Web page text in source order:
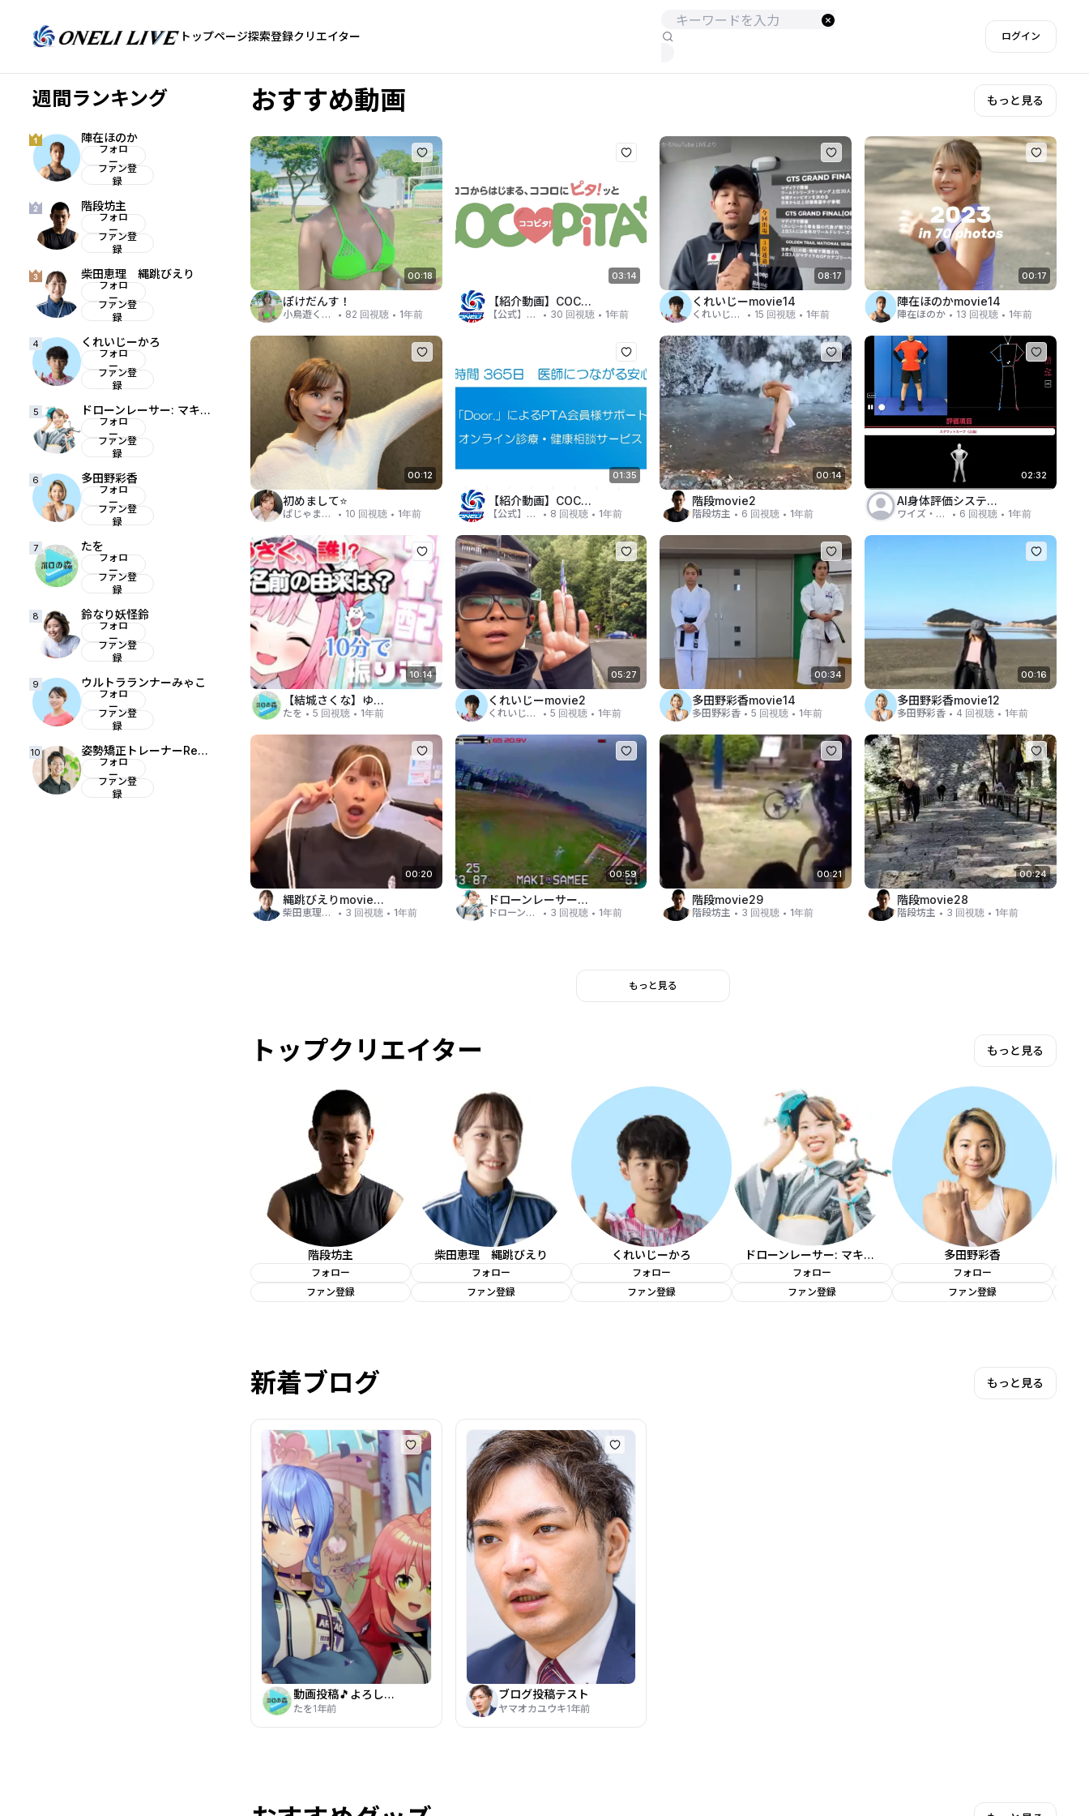
トップページ探索登録クリエイター ログイン
週間ランキング
陣在ほのか
フォロ
ー
ファン登
録
階段坊主
フォロ
ー
ファン登
録
柴田恵理 縄跳びえり
フォロ
ー
ファン登
録
4 くれいじーかろ
フォロ
ー
ファン登
録
5 ドローンレーサー: マキチャン
フォロ
ー
ファン登
録
6 多田野彩香
フォロ
ー
ファン登
録
7 たを
フォロ
ー
ファン登
録
8 鈴なり妖怪鈴
フォロ
ー
ファン登
録
9 ウルトラランナーみゃこ
フォロ
ー
ファン登
録
10 姿勢矯正トレーナーRegulus🇯🇵
フォロ
ー
ファン登
録
おすすめ動画 もっと見る
00:18
ぽけだんす！
小鳥遊くれあ ・ 82 回視聴・ 1年前
03:14
【紹介動画】COCOPiTA【PTA会員向けプラン】
【公式】ワンリーライブ事務局 ・ 30 回視聴・ 1年前
08:17
くれいじーmovie14
くれいじーかろ ・ 15 回視聴 ・ 1年前
00:17
陣在ほのかmovie14
陣在ほのか ・ 13 回視聴 ・ 1年前
00:12
初めまして⭐️
ぱじゃま女子☆REINA ・ 10 回視聴・ 1年前
01:35
【紹介動画】COCOPiTA 新サービス：3月リリース予定【オンライン診療】
【公式】ワンリーライブ事務局 ・ 8 回視聴・ 1年前
00:14
階段movie2
階段坊主 ・ 6 回視聴 ・ 1年前
02:32
AI身体評価システム【Sportip PRO Y Plus】
ワイズ・スポーツ＆エンターテイメント（岩瀬） ・ 6 回視聴 ・ 1年前
10:14
【結城さくな】ゆうさくとは？さくたんの初配信を振り返る！【忙しい人向け】/結城さくな配信切り抜き
たを ・ 5 回視聴・ 1年前
05:27
くれいじーmovie2
くれいじーかろ ・ 5 回視聴・ 1年前
00:34
多田野彩香movie14
多田野彩香 ・5 回視聴 ・ 1年前
00:16
多田野彩香movie12
多田野彩香 ・ 4 回視聴 ・ 1年前
00:20
縄跳びえりmovie20
柴田恵理 縄跳びえり ・ 3 回視聴・ 1年前
00:59
ドローンレーサーmovie15
ドローンレーサー: マキチャン ・ 3 回視聴・ 1年前
00:21
階段movie29
階段坊主 ・ 3 回視聴 ・ 1年前
00:24
階段movie28
階段坊主 ・ 3 回視聴 ・ 1年前
もっと見る
トップクリエイター もっと見る
階段坊主
フォロー
ファン登録
柴田恵理 縄跳びえり
フォロー
ファン登録
くれいじーかろ
フォロー
ファン登録
ドローンレーサー: マキチャン
フォロー
ファン登録
多田野彩香
フォロー
ファン登録
新着ブログ もっと見る
動画投稿🎵よろしくお願い致します！
たを1年前
ブログ投稿テスト
ヤマオカユウキ1年前